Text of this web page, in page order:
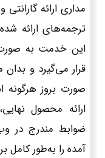
مداری ارائه
ترجمه‌های ارائه
این خدمت به صورت
قرار می‌گیرد و
صورت بروز
ارائه محصول
ضوابط مندرج در
آمده را به‌طور کامل